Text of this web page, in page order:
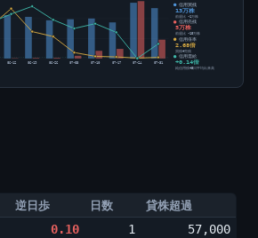
06-12 06-19 06-26 07-03 07-10 07-17 07-24 07-31
信用買残
13万株
前週比 -1万株
信用売残
5万株
前週比 -10万株
信用倍率
2.68倍
買残÷売残
信用需給
+0.14倍
純信用残÷5日平均出来高
逆日歩 日数 貸株超過
0.10 1
57,000